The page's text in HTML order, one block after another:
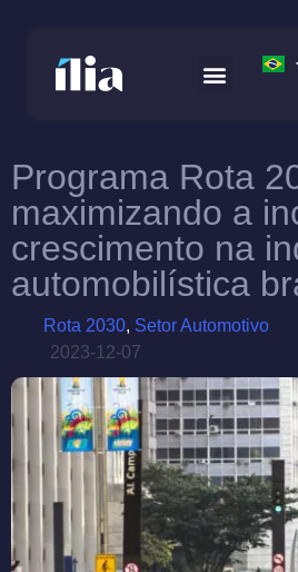
Programa Rota
maximizando a
crescimento na
automobilística
Rota 2030, Setor Automotivo
2023-12-07